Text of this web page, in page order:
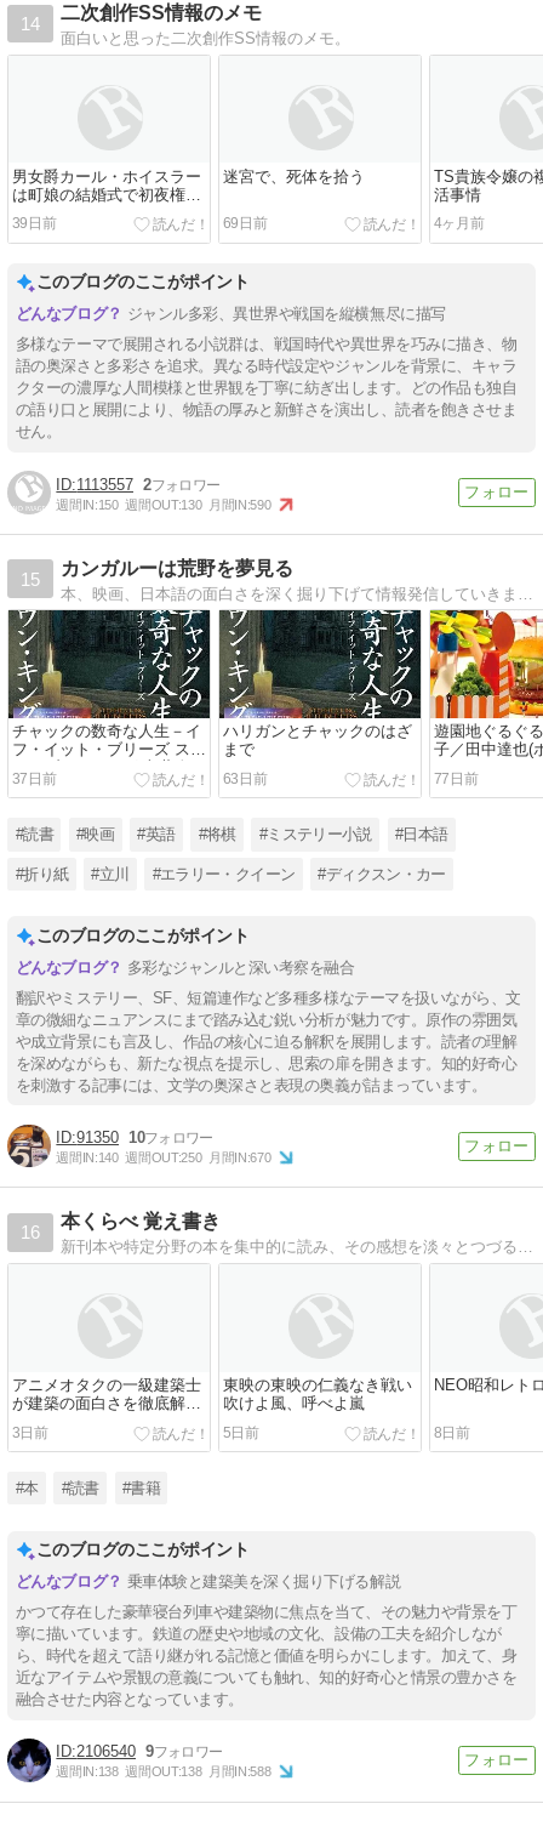
14
二次創作SS情報のメモ
面白いと思った二次創作SS情報のメモ。
男女爵カール・ホイスラー
は町娘の結婚式で初夜権を
行使さる
39日前
迷宮で、死体を拾う
69日前
TS貴族令嬢の
活事情
4ヶ月前
このブログのここがポイント
ジャンル多彩、異世界や戦国を縦横無尽に描写
多様なテーマで展開される小説群は、戦国時代や異世界を巧みに描き、物
語の奥深さと多彩さを追求。異なる時代設定やジャンルを背景に、キャラ
クターの濃厚な人間模様と世界観を丁寧に紡ぎ出します。どの作品も独自
の語り口と展開により、物語の厚みと新鮮さを演出し、読者を飽きさせま
せん。
1113557 2
週間IN:150 週間OUT:130 月間IN:590
15
カンガルーは荒野を夢見る
チャックの数奇な人生－イ
フ・イット・ブリーズ ステ
ィーブン・キング(文藝春
秋)
37日前
ハリガンとチャックのはざ
まで
63日前
遊園地ぐるぐ
子／田中達也(
77日前
#読書 #映画 #英語 #将棋 #ミステリー小説 #日本語
#折り紙 #立川 #エラリー・クイーン #ディクスン・カー
このブログのここがポイント
多彩なジャンルと深い考察を融合
翻訳やミステリー、SF、短篇連作など多種多様なテーマを扱いながら、文
章の微細なニュアンスにまで踏み込む鋭い分析が魅力です。原作の雰囲気
や成立背景にも言及し、作品の核心に迫る解釈を展開します。読者の理解
を深めながらも、新たな視点を提示し、思索の扉を開きます。知的好奇心
を刺激する記事には、文学の奥深さと表現の奥義が詰まっています。
91350 10
週間IN:140 週間OUT:250 月間IN:670
16
本くらべ 覚え書き
新刊本や特定分野の本を集中的に読み、その感想を淡々とつづるという 自分向け書評とも言えるブログです。その本の特色をメインに記録します。
アニメオタクの一級建築士
が建築の面白さを徹底解剖
する本。
3日前
東映の東映の仁義なき戦い
吹けよ風、呼べよ嵐
5日前
NEO昭和レト
8日前
#本 #読書 #書籍
このブログのここがポイント
乗車体験と建築美を深く掘り下げる解説
かつて存在した豪華寝台列車や建築物に焦点を当て、その魅力や背景を丁
寧に描いています。鉄道の歴史や地域の文化、設備の工夫を紹介しなが
ら、時代を超えて語り継がれる記憶と価値を明らかにします。加えて、身
近なアイテムや景観の意義についても触れ、知的好奇心と情景の豊かさを
融合させた内容となっています。
2106540 9
週間IN:138 週間OUT:138 月間IN:588